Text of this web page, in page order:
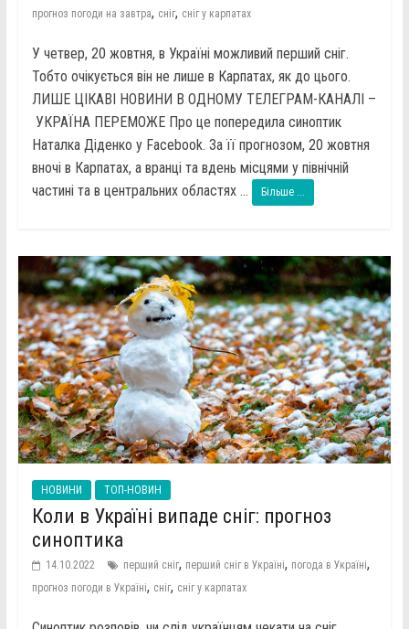
прогноз погоди на завтра, сніг, сніг у карпатах
У четвер, 20 жовтня, в Україні можливий перший сніг.
Тобто очікується він не лише в Карпатах, як до цього.
ЛИШЕ ЦІКАВІ НОВИНИ В ОДНОМУ ТЕЛЕГРАМ-КАНАЛІ –
УКРАЇНА ПЕРЕМОЖЕ Про це попередила синоптик
Наталка Діденко у Facebook. За її прогнозом, 20 жовтня
вночі в Карпатах, а вранці та вдень місцями у північній
частині та в центральних областях ...
Більше ...
НОВИНИ ТОП-НОВИН
Коли в Україні випаде сніг: прогноз
синоптика
14.10.2022 перший сніг, перший сніг в Україні, погода в Україні,
прогноз погоди в Україні, сніг, сніг у карпатах